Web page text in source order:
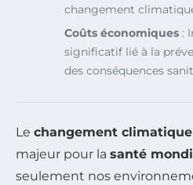
changement
Coûts économiques :
significatif lié à la
des conséquences
Le changement climatique
majeur pour la santé
seulement nos